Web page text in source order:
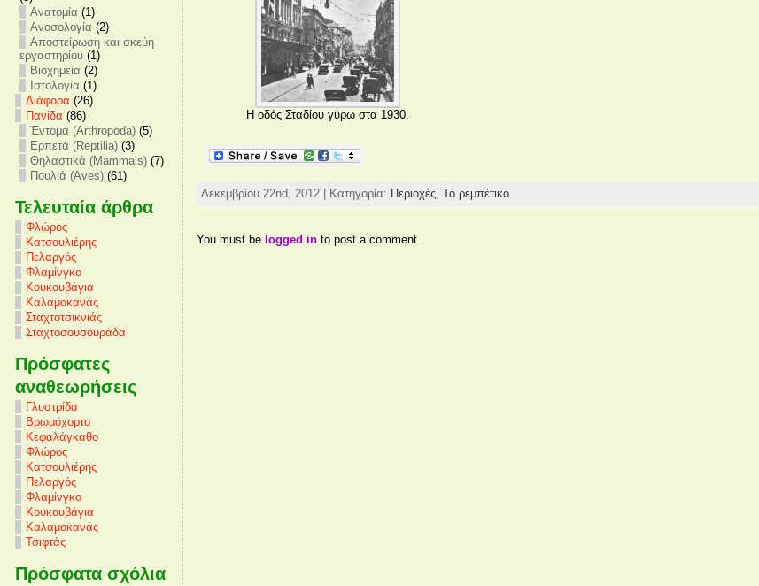
Ανατομία (1)
Ανοσολογία (2)
Αποστείρωση και σκεύη
εργαστηρίου(1)
Βιοχημεία (2)
Ιστολογία (1)
Διάφορα (26)
Πανίδα (86)
Έντομα (Arthropoda)(5)
Ερπετά (Reptilia)(3)
Θηλαστικά (Mammals)(7)
Πουλιά (Aves)(61)
Τελευταία άρθρα
Φλώρος
Κατσουλιέρης
Πελαργός
Φλαμίνγκο
Κουκουβάγια
Καλαμοκανάς
Σταχτοτσικνιάς
Σταχτοσουσουράδα
Πρόσφατες
αναθεωρήσεις
Γλυστρίδα
Βρωμόχορτο
Κεφαλάγκαθο
Φλώρος
Κατσουλιέρης
Πελαργός
Φλαμίνγκο
Κουκουβάγια
Καλαμοκανάς
Τσιφτάς
Πρόσφατα σχόλια
Η οδός Σταδίου γύρω στα 1930.
Δεκεμβρίου 22nd, 2012 | Κατηγορία: Περιοχές, Το ρεμπέτικο
You must be logged into post a comment.